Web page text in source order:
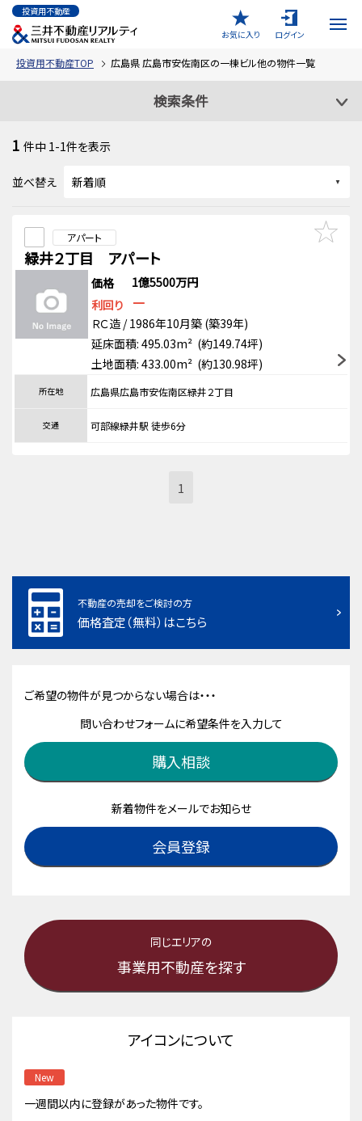
投資用不動産
お気に入り
ログイン
投資用不動産TOP 広島県 広島市安佐南区の一棟ビル他の物件一覧
検索条件
1 件中 1-1件を表示
並べ替え
アパート
緑井２丁目 アパート
価格
1億5500万円
利回り
－
ＲＣ造 / 1986年10月築 (築39年)
延床面積: 495.03m² (約149.74坪)
土地面積: 433.00m² (約130.98坪)
所在地 広島県広島市安佐南区緑井２丁目
交通 可部線緑井駅 徒歩6分
1
不動産の売却をご検討の方
価格査定（無料）はこちら
ご希望の物件が見つからない場合は・・・
問い合わせフォームに希望条件を入力して
購入相談
新着物件をメールでお知らせ
会員登録
同じエリアの
事業用不動産を探す
アイコンについて
New
一週間以内に登録があった物件です。